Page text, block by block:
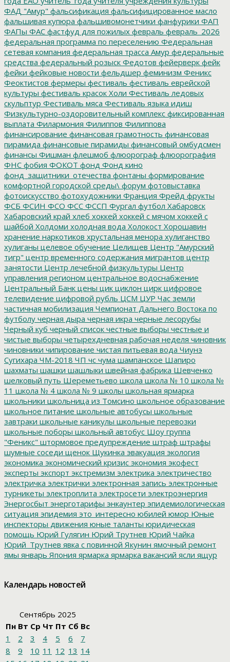
ФАД "Амур" фальсификация фальсифицированное масло
фальшивая купюра фальшивомонетчики фанфурики ФАП
ФАПы ФАС фастфуд для пожилых февраль февраль_2026
федеральная программа по переселению Федеральная
сетевая компания федеральная трасса Амур федеральные
средства федеральный розыск Федотов фейерверк фейк
фейки фейковые новости фельдшер феминизм Феникс
Феоктистов фермеры фестиваль фестиваль еврейской
культуры фестиваль красок Холи Фестиваль ледовых
скульптур Фестиваль мяса Фестиваль языка идиш
Физкультурно-оздоровительный комплекс фиксированная
выплата Филармония Филиппов Филиппова
финансирование финансовая грамотность финансовая
пирамида финансовые пирамиды финансовый омбудсмен
финансы Фишман флешмоб флюорограф флюорография
ФНС фобия ФОКОТ фонд Фонд кино
фонд_защитники_отечества фонтаны формирование
комфортной городской среды\ форум фотовыставка
фотоискусство фотохудожники Франция Фрейд фрукты
ФСБ ФСИН ФСО ФСС ФССП Фургал футбол Хабаровск
Хабаровский край хлеб хоккей хоккей с мячом хоккей с
шайбой Холдоми холодная вода Холокост Хорошавин
хранение наркотиков хрустальная менора хулиганство
хулиганы целевое обучение Целищев Центр "Амурский
тигр" центр временного содержания мигрантов центр
занятости Центр лечебной физкультуры Центр
управления регионом центральное водоснабжение
Центральный Банк цены цик циклон цирк цифровое
телевидение цифровой рубль ЦСМ ЦУР Час земли
частичная мобилизация Чемпионат Дальнего Востока по
футболу черная дыра черная икра черные лесорубы
Черный куб черный список честные выборы честные и
чистые выборы четырехдневная рабочая неделя чиновник
чиновники чипирование чистая питьевая вода Чиунэ
Сугихара ЧМ-2018 ЧП чс чума шампанское Шапиро
шахматы шашки шашлыки швейная фабрика Шевченко
шелковый путь Шереметьево школа школа № 10 школа №
11 школа № 4 школа № 9 школы школьная ярмарка
школьники школьница из Томсино школьное образование
школьное питание школьные автобусы школьные
завтраки школьные каникулы школьные перевозки
школьные поборы школьный автобус Шоу группа
"Феникс" штормовое предупреждение штраф штрафы
шумные соседи щенок Щукинка эвакуация экология
экономика экономический кризис экономия экофест
эксперты экспорт экстремизм электрика электричество
электричка электрички электронная запись электронные
турникеты электроплита электросети электроэнергия
Энергосбыт энерготарифы энкаунтер эпидемиологическая
ситуация эпидемия это_интересно юбилей юмор Юные
инспекторы движения юные таланты юридическая
помощь Юрий Гулягин Юрий Трутнев Юрий Чайка
Юрий_Трутнев явка с повинной Якунин ямочный ремонт
ямы январь Япония ярмарка ярмарка вакансий ясли ящур
Календарь новостей
Сентябрь 2025
Пн Вт Ср Чт Пт Сб Вс
1
2 3 4 5 6
7
8
9 10 11 12 13 14